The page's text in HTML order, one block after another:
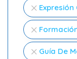
Guía De